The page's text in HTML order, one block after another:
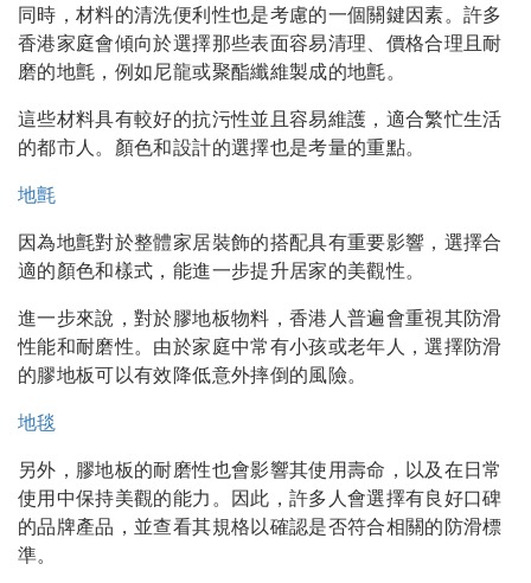
同時，材料的清洗便利性也是考慮的一個關鍵因素。許多
香港家庭會傾向於選擇那些表面容易清理、價格合理且耐
磨的地氈，例如尼龍或聚酯纖維製成的地氈。
這些材料具有較好的抗污性並且容易維護，適合繁忙生活
的都市人。顏色和設計的選擇也是考量的重點。
地氈
因為地氈對於整體家居裝飾的搭配具有重要影響，選擇合
適的顏色和樣式，能進一步提升居家的美觀性。
進一步來說，對於膠地板物料，香港人普遍會重視其防滑
性能和耐磨性。由於家庭中常有小孩或老年人，選擇防滑
的膠地板可以有效降低意外摔倒的風險。
地毯
另外，膠地板的耐磨性也會影響其使用壽命，以及在日常
使用中保持美觀的能力。因此，許多人會選擇有良好口碑
的品牌產品，並查看其規格以確認是否符合相關的防滑標
準。